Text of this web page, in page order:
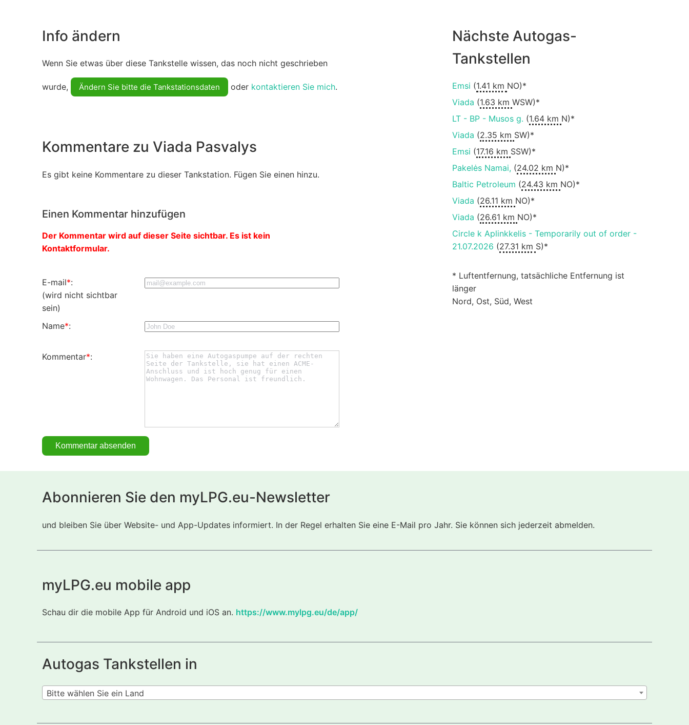
Info ändern
Wenn Sie etwas über diese Tankstelle wissen, das noch nicht geschrieben
wurde, Ändern Sie bitte die Tankstationsdaten oder kontaktieren Sie mich.
Kommentare zu Viada Pasvalys
Es gibt keine Kommentare zu dieser Tankstation. Fügen Sie einen hinzu.
Einen Kommentar hinzufügen
Der Kommentar wird auf dieser Seite sichtbar. Es ist kein
Kontaktformular.
E-mail*:
(wird nicht sichtbar
sein)
Name*:
Kommentar*:
Nächste Autogas-
Tankstellen
Emsi (1.41 km NO)*
Viada (1.63 km WSW)*
LT - BP - Musos g. (1.64 km N)*
Viada (2.35 km SW)*
Emsi (17.16 km SSW)*
Pakelės Namai, (24.02 km N)*
Baltic Petroleum (24.43 km NO)*
Viada (26.11 km NO)*
Viada (26.61 km NO)*
Circle k Aplinkkelis - Temporarily out of order -
21.07.2026 (27.31 km S)*
* Luftentfernung, tatsächliche Entfernung ist
länger
Nord, Ost, Süd, West
Abonnieren Sie den myLPG.eu-Newsletter
und bleiben Sie über Website- und App-Updates informiert. In der Regel erhalten Sie eine E-Mail pro Jahr. Sie können sich jederzeit abmelden.
myLPG.eu mobile app
Schau dir die mobile App für Android und iOS an. https://www.mylpg.eu/de/app/
Autogas Tankstellen in
Bitte wählen Sie ein Land